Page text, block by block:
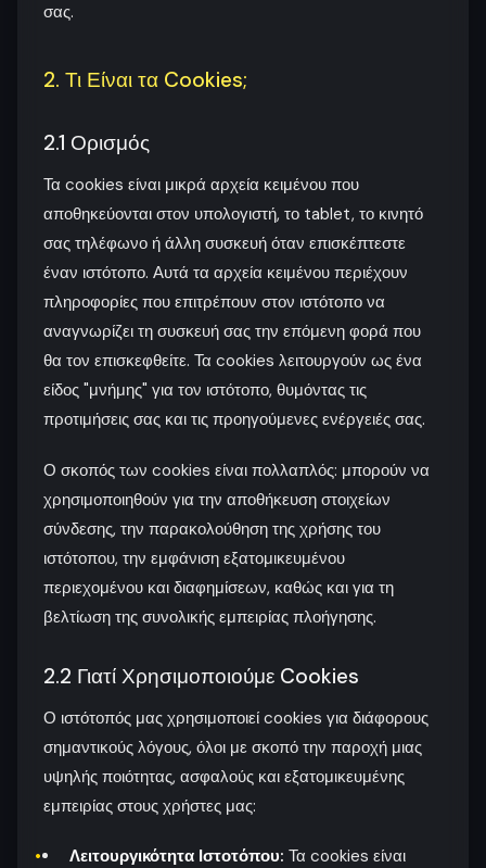
σας.
2. Τι Είναι τα Cookies;
2.1 Ορισμός
Τα cookies είναι μικρά αρχεία κειμένου που
αποθηκεύονται στον υπολογιστή, το tablet, το κινητό
σας τηλέφωνο ή άλλη συσκευή όταν επισκέπτεστε
έναν ιστότοπο. Αυτά τα αρχεία κειμένου περιέχουν
πληροφορίες που επιτρέπουν στον ιστότοπο να
αναγνωρίζει τη συσκευή σας την επόμενη φορά που
θα τον επισκεφθείτε. Τα cookies λειτουργούν ως ένα
είδος "μνήμης" για τον ιστότοπο, θυμόντας τις
προτιμήσεις σας και τις προηγούμενες ενέργειές σας.
Ο σκοπός των cookies είναι πολλαπλός: μπορούν να
χρησιμοποιηθούν για την αποθήκευση στοιχείων
σύνδεσης, την παρακολούθηση της χρήσης του
ιστότοπου, την εμφάνιση εξατομικευμένου
περιεχομένου και διαφημίσεων, καθώς και για τη
βελτίωση της συνολικής εμπειρίας πλοήγησης.
2.2 Γιατί Χρησιμοποιούμε Cookies
Ο ιστότοπός μας χρησιμοποιεί cookies για διάφορους
σημαντικούς λόγους, όλοι με σκοπό την παροχή μιας
υψηλής ποιότητας, ασφαλούς και εξατομικευμένης
εμπειρίας στους χρήστες μας:
Λειτουργικότητα Ιστοτόπου: Τα cookies είναι